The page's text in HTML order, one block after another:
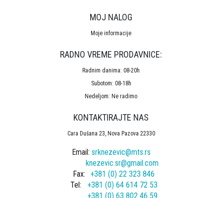
MOJ NALOG
Moje informacije
RADNO VREME PRODAVNICE:
Radnim danima: 08-20h
Subotom: 08-18h
Nedeljom: Ne radimo
KONTAKTIRAJTE NAS
Cara Dušana 23, Nova Pazova 22330
Email: srknezevic@mts.rs
knezevic.sr@gmail.com
Fax:
+381 (0) 22 323 846
Tel:
+381 (0) 64 614 72 53
+381 (0) 63 802 46 59